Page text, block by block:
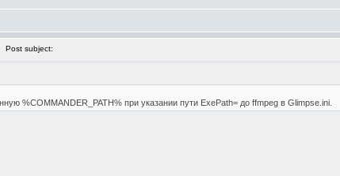
Post subject:
%COMMANDER_PATH% при указании пути ExePath= до ffmpeg в Glimpse.ini.